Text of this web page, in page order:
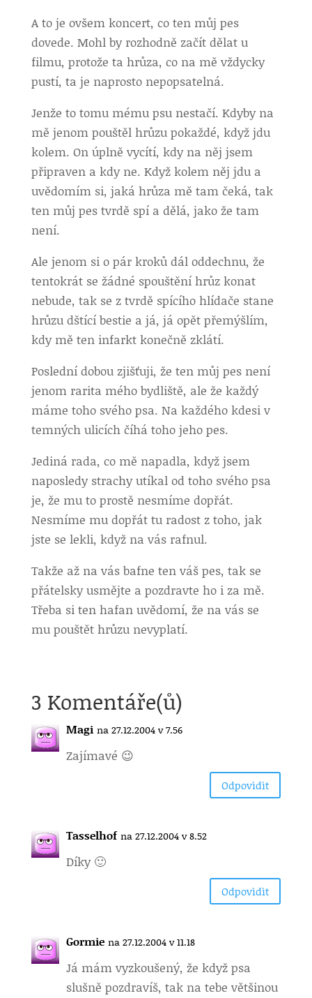
A to je ovšem koncert, co ten můj pes
dovede. Mohl by rozhodně začít dělat u
filmu, protože ta hrůza, co na mě vždycky
pustí, ta je naprosto nepopsatelná.
Jenže to tomu mému psu nestačí. Kdyby na
mě jenom pouštěl hrůzu pokaždé, když jdu
kolem. On úplně vycítí, kdy na něj jsem
připraven a kdy ne. Když kolem něj jdu a
uvědomím si, jaká hrůza mě tam čeká, tak
ten můj pes tvrdě spí a dělá, jako že tam
není.
Ale jenom si o pár kroků dál oddechnu, že
tentokrát se žádné spouštění hrůz konat
nebude, tak se z tvrdě spícího hlídače stane
hrůzu dštící bestie a já, já opět přemýšlím,
kdy mě ten infarkt konečně zklátí.
Poslední dobou zjišťuji, že ten můj pes není
jenom rarita mého bydliště, ale že každý
máme toho svého psa. Na každého kdesi v
temných ulicích číhá toho jeho pes.
Jediná rada, co mě napadla, když jsem
naposledy strachy utíkal od toho svého psa
je, že mu to prostě nesmíme dopřát.
Nesmíme mu dopřát tu radost z toho, jak
jste se lekli, když na vás rafnul.
Takže až na vás bafne ten váš pes, tak se
přátelsky usmějte a pozdravte ho i za mě.
Třeba si ten hafan uvědomí, že na vás se
mu pouštět hrůzu nevyplatí.
3 Komentáře(ů)
Magi na 27.12.2004 v 7.56
Zajímavé 😉
Odpovìdìt
Tasselhof na 27.12.2004 v 8.52
Díky 🙂
Odpovìdìt
Gormie na 27.12.2004 v 11.18
Já mám vyzkoušený, že když psa
slušně pozdravíš, tak na tebe většinou